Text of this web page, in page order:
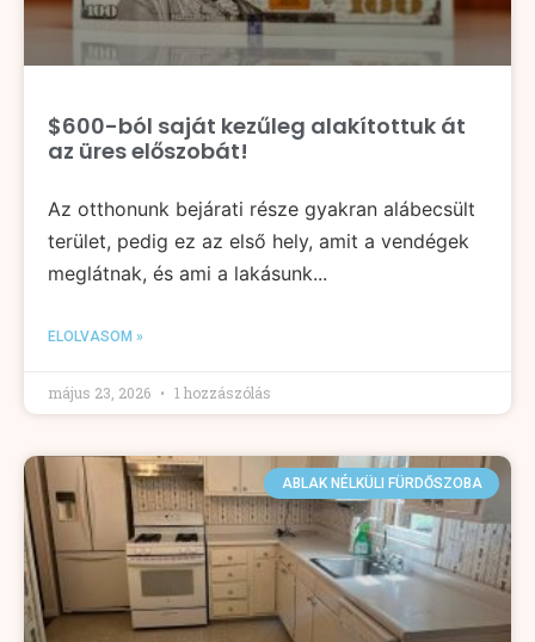
$600-ból saját kezűleg alakítottuk át
az üres előszobát!
Az otthonunk bejárati része gyakran alábecsült
terület, pedig ez az első hely, amit a vendégek
meglátnak, és ami a lakásunk...
ELOLVASOM »
május 23, 2026 1 hozzászólás
ABLAK NÉLKÜLI FÜRDŐSZOBA